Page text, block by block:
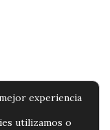
-
experiencia
utilizamos o